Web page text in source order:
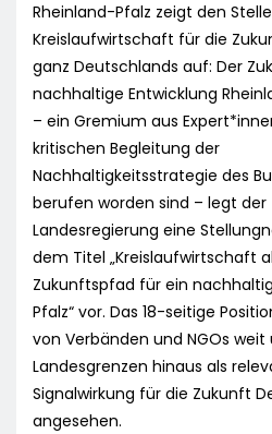
Rheinland-Pfalz zeigt den
Kreislaufwirtschaft für die
ganz Deutschlands auf: Der
nachhaltige Entwicklung
– ein Gremium aus
kritischen Begleitung der
Nachhaltigkeitsstrategie des
berufen worden sind – legt der
Landesregierung eine
dem Titel „Kreislaufwirtschaft
Zukunftspfad für ein
Pfalz“ vor. Das 18-seitige
von Verbänden und NGOs weit
Landesgrenzen hinaus als
Signalwirkung für die Zukunft
angesehen.